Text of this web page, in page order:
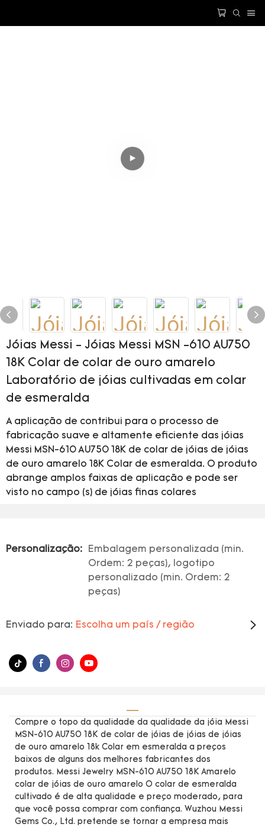
Jóias Messi - Jóias Messi MSN -610 AU750
18K Colar de colar de ouro amarelo
Laboratório de jóias cultivadas em colar
de esmeralda
A aplicação de contribui para o processo de
fabricação suave e altamente eficiente das jóias
Messi MSN-610 AU750 18K de colar de jóias de jóias
de ouro amarelo 18K Colar de esmeralda. O produto
abrange amplos faixas de aplicação e pode ser
visto no campo (s) de jóias finas colares
Personalização:
Embalagem personalizada (min.
Ordem: 2 peças), logotipo
personalizado (min. Ordem: 2
peças)
Enviado para: Escolha um país / região
Compre o topo da qualidade da qualidade da jóia Messi
MSN-610 AU750 18K de colar de jóias de jóias de jóias
de ouro amarelo 18k Colar em esmeralda a preços
baixos de alguns dos melhores fabricantes dos
produtos. Messi Jewelry MSN-610 AU750 18K Amarelo
colar de jóias de ouro amarelo O colar de esmeralda
cultivado é de alta qualidade e preço moderado, para
que você possa comprar com confiança. Wuzhou Messi
Gems Co., Ltd. pretende se tornar a empresa mais